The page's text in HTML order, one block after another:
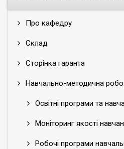
Про кафедру
Склад
Сторінка гаранта
Навчально-методична
Освітні програми та
Моніторинг якості
Робочі програми